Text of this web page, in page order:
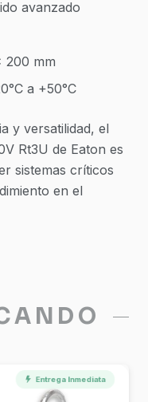
avanzado
200 mm
a +50°C
y versatilidad, el
Rt3U de Eaton es
sistemas críticos
en el
Entrega Inmediata